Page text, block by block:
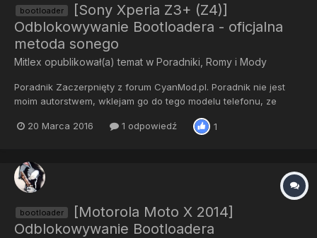
bootloader
[Sony Xperia Z3+ (Z4)]
Odblokowywanie Bootloadera - oficjalna
metoda sonego
Mitlex opublikował(a) temat w Poradniki, Romy i Mody
Poradnik Zaczerpnięty z forum CyanMod.pl. Poradnik nie jest
moim autorstwem, wklejam go do tego modelu telefonu, ze
znalezieniem metody odblokowania bootloadera . W skrócie
20 Marca 2016 1 odpowiedź 1
bootloader
[Motorola Moto X 2014]
Odblokowywanie Bootloadera